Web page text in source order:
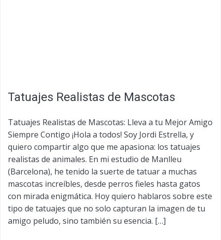
Tatuajes Realistas de Mascotas
Tatuajes Realistas de Mascotas: Lleva a tu Mejor Amigo
Siempre Contigo ¡Hola a todos! Soy Jordi Estrella, y
quiero compartir algo que me apasiona: los tatuajes
realistas de animales. En mi estudio de Manlleu
(Barcelona), he tenido la suerte de tatuar a muchas
mascotas increíbles, desde perros fieles hasta gatos
con mirada enigmática. Hoy quiero hablaros sobre este
tipo de tatuajes que no solo capturan la imagen de tu
amigo peludo, sino también su esencia. […]